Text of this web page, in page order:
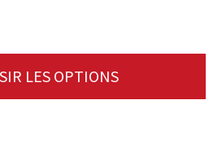
LES OPTIONS